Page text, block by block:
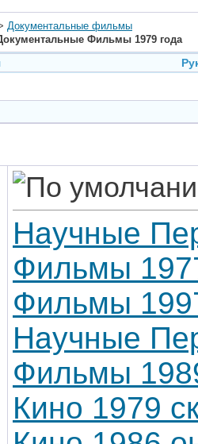
Документальные фильмы
Фильмы 1979 года
Научные
Фильмы
Фильмы
Научные
Фильмы
Кино 1979